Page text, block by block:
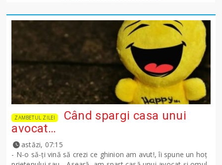
ZAMBETUL ZILEI
Când spargi casa unui
avocat…
astăzi, 07:15
- N-o să-ţi vină să crezi ce ghinion am avut!, îi spune un hoţ